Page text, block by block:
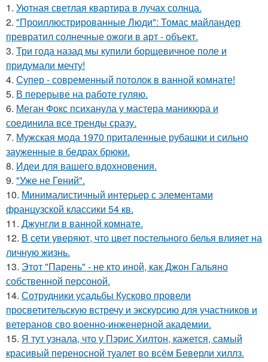
1. Уютная светлая квартира в лучах солнца.
2. "Проиллюстрированные Люди": Томас майландер
превратил солнечные ожоги в арт - объект.
3. Три года назад мы купили борщевичное поле и
придумали мечту!
4. Супер - современный потолок в ванной комнате!
5. В перерыве на работе гуляю.
6. Меган Фокс психанула у мастера маникюра и
соединила все тренды сразу.
7. Мужская мода 1970 приталенные рубашки и сильно
зауженные в бедрах брюки.
8. Идеи для вашего вдохновения.
9. "Уже не Гений".
10. Минималистичный интерьер с элементами
французской классики 54 кв.
11. Джунгли в ванной комнате.
12. В сети уверяют, что цвет постельного белья влияет на
личную жизнь.
13. Этот "Парень" - не кто иной, как Джон Гальяно
собственной персоной.
14. Сотрудники усадьбы Кусково провели
просветительскую встречу и экскурсию для участников и
ветеранов сво военно-инженерной академии.
15. Я тут узнала, что у Пэрис Хилтон, кажется, самый
красивый переносной туалет во всём Беверли хиллз.